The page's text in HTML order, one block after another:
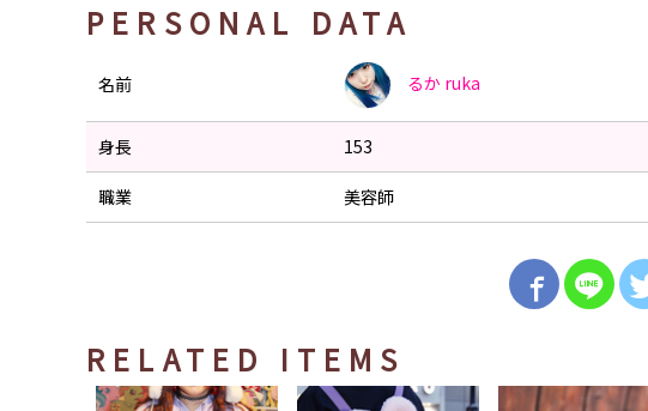
PERSONAL DATA
名前 るか ruka
身長 153
職業 美容師
RELATED ITEMS